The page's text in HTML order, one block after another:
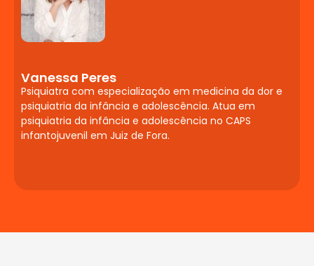
Vanessa Peres
Psiquiatra com especialização em medicina da dor e
psiquiatria da infância e adolescência. Atua em
psiquiatria da infância e adolescência no CAPS
infantojuvenil em Juiz de Fora.